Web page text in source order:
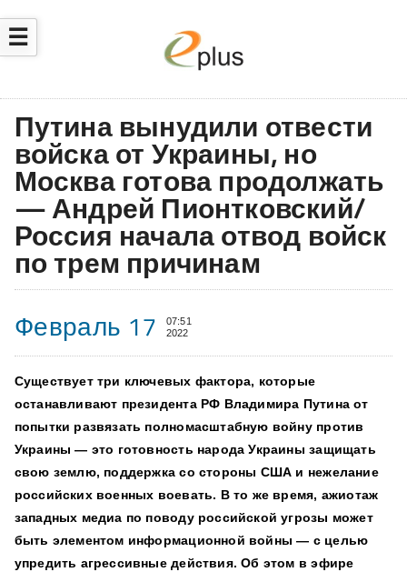
☰
Путина вынудили отвести
войска от Украины, но
Москва готова продолжать
— Андрей Пионтковский/
Россия начала отвод войск
по трем причинам
Февраль 17
07:51
2022
Существует три ключевых фактора, которые
останавливают президента РФ Владимира Путина от
попытки развязать полномасштабную войну против
Украины — это готовность народа Украины защищать
свою землю, поддержка со стороны США и нежелание
российских военных воевать. В то же время, ажиотаж
западных медиа по поводу российской угрозы может
быть элементом информационной войны — с целью
упредить агрессивные действия.Об этом в эфире